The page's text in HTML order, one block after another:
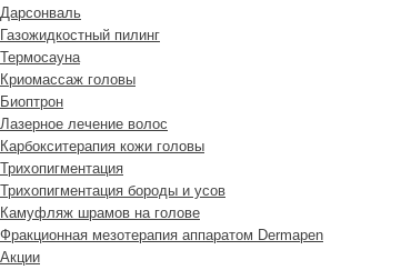
Дарсонваль
Газожидкостный пилинг
Термосауна
Криомассаж головы
Биоптрон
Лазерное лечение волос
Карбокситерапия кожи головы
Трихопигментация
Трихопигментация бороды и усов
Камуфляж шрамов на голове
Фракционная мезотерапия аппаратом Dermapen
Акции